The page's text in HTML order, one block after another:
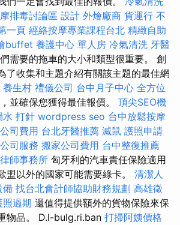
排毒討論區 設計 外燴廠商 貨運行 不
一頁 經絡按摩專業課程台北 精緻自助
buffet 養護中心 單人房 冷氣清洗 牙醫
需要的拖車的大小和類型很重要。 創
了收集和主題介紹有關該主題的最佳網
養生村 禮儀公司 台中月子中心 全方位
並確保您獲得最佳報價。 頂尖SEO機
水 打針 wordpress seo 台中放鬆按摩
司費用 台北牙醫推薦 滅鼠 護照申請
司服務 搬家公司費用 台中整復推薦
師事務所 匈牙利的汽車責任保險適用
盟以外的國家可能需要綠卡。 清潔人
備 找台北會計師協助財務規劃 高雄徵
照過期 還值得提供額外的貨物保險來保
物品。 D.l-bulg.ri.ban 打掃阿姨價格